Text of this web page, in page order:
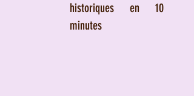
historiques en 10
minutes